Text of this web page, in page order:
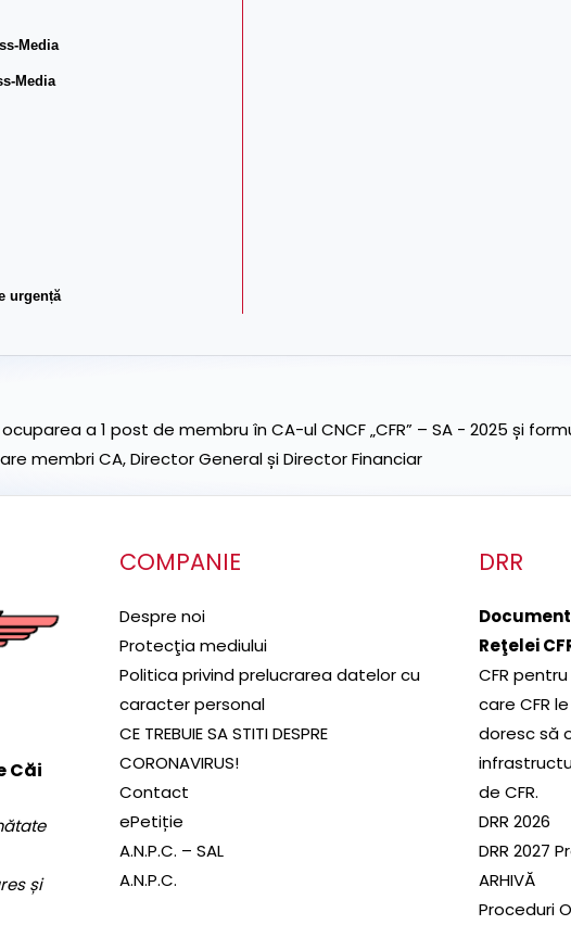
Media
Media
urgență
a 1 post de membru în CA-ul CNCF „CFR” – SA - 2025 și
membri CA, Director General și Director Financiar
Căi
și
COMPANIE
Despre noi
Protecţia mediului
Politica privind prelucrarea datelor cu
caracter personal
CE TREBUIE SA STITI DESPRE
CORONAVIRUS!
Contact
ePetiție
A.N.P.C. – SAL
A.N.P.C.
DRR
Reţelei
CFR
care CFR
doresc să
de CFR.
DRR 2026
DRR 2027
ARHIVĂ
Proceduri